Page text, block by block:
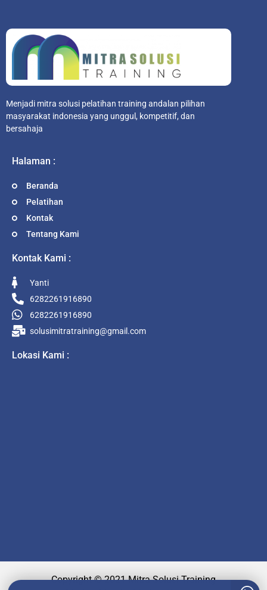
Menjadi mitra solusi pelatihan training andalan pilihan
masyarakat indonesia yang unggul, kompetitif, dan
bersahaja
Halaman :
Beranda
Pelatihan
Kontak
Tentang Kami
Kontak Kami :
Yanti
6282261916890
6282261916890
solusimitratraining@gmail.com
Lokasi Kami :
Copyright © 2021 Mitra Solusi Training